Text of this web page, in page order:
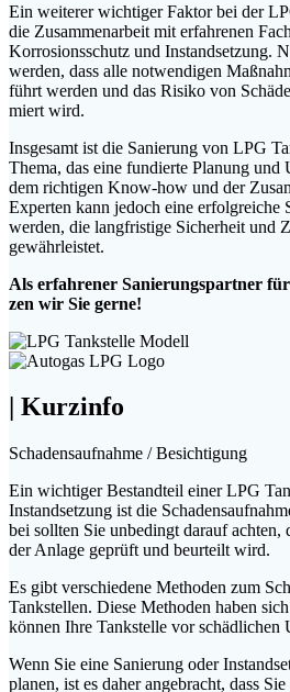
Ein wei­te­rer wich­ti­ger Fak­tor bei der
die Zusam­men­ar­beit mit erfah­re­nen
Kor­ro­si­ons­schutz und Instand­set­zung.
wer­den, dass alle not­wen­di­gen
führt wer­den und das Risi­ko von
miert wird.
Ins­ge­samt ist die Sanie­rung von LPG
The­ma, das eine fun­dier­te Pla­nung
dem rich­ti­gen Know-how und der
Exper­ten kann jedoch eine erfolg­rei­che
wer­den, die lang­fris­ti­ge Sicher­heit und
gewährleistet.
Als erfah­re­ner Sanie­rungs­part­ner
zen wir Sie gerne!
| Kurz­in­fo
Scha­dens­auf­nah­me / Besichtigung
Ein wich­ti­ger Bestand­teil einer LPG
Instand­set­zung ist die
bei soll­ten Sie unbe­dingt dar­auf ach­ten,
der Anla­ge geprüft und beur­teilt wird.
Es gibt ver­schie­de­ne Metho­den zum
Tank­stel­len. Die­se Metho­den haben
kön­nen Ihre Tank­stel­le vor schäd­li­chen
Wenn Sie eine Sanie­rung oder
pla­nen, ist es daher ange­bracht, dass